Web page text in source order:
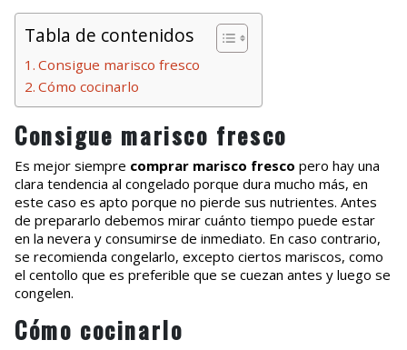
Tabla de contenidos
Consigue marisco fresco
Cómo cocinarlo
Consigue marisco fresco
Es mejor siempre comprar marisco fresco pero hay una
clara tendencia al congelado porque dura mucho más, en
este caso es apto porque no pierde sus nutrientes. Antes
de prepararlo debemos mirar cuánto tiempo puede estar
en la nevera y consumirse de inmediato. En caso contrario,
se recomienda congelarlo, excepto ciertos mariscos, como
el centollo que es preferible que se cuezan antes y luego se
congelen.
Cómo cocinarlo